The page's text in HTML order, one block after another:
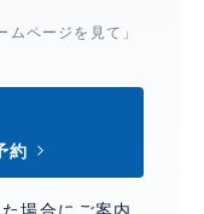
ページを見て」
約